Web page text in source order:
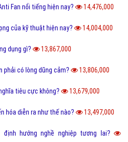
Fan nổi tiếng hiện nay? 14,476,000
của kỹ thuật hiện nay? 14,004,000
dụng gì? 13,867,000
phải có lòng dũng cảm? 13,806,000
tiêu cực không? 13,679,000
hóa diễn ra như thế nào? 13,497,000
hướng nghề nghiệp tương lai?